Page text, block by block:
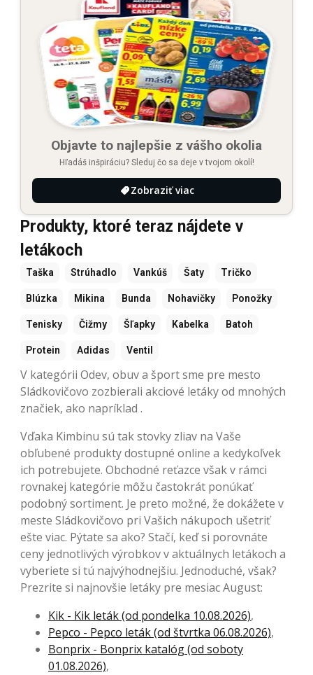
Objavte to najlepšie z vášho okolia
Hľadáš inšpiráciu? Sleduj čo sa deje v tvojom okolí!
Zobraziť viac
Produkty, ktoré teraz nájdete v
letákoch
Taška Strúhadlo Vankúš Šaty Tričko
Blúzka Mikina Bunda Nohavičky Ponožky
Tenisky Čižmy Šľapky Kabelka Batoh
Protein Adidas Ventil
V kategórii Odev, obuv a šport sme pre mesto
Sládkovičovo zozbierali akciové letáky od mnohých
značiek, ako napríklad .
Vďaka Kimbinu sú tak stovky zliav na Vaše
obľubené produkty dostupné online a kedykoľvek
ich potrebujete. Obchodné reťazce však v rámci
rovnakej kategórie môžu častokrát ponúkať
podobný sortiment. Je preto možné, že dokážete v
meste Sládkovičovo pri Vašich nákupoch ušetriť
ešte viac. Pýtate sa ako? Stačí, keď si porovnáte
ceny jednotlivých výrobkov v aktuálnych letákoch a
vyberiete si tú najvýhodnejšiu. Jednoduché, však?
Prezrite si najnovšie letáky pre mesiac August:
Kik - Kik leták (od pondelka 10.08.2026),
Pepco - Pepco leták (od štvrtka 06.08.2026),
Bonprix - Bonprix katalóg (od soboty
01.08.2026),